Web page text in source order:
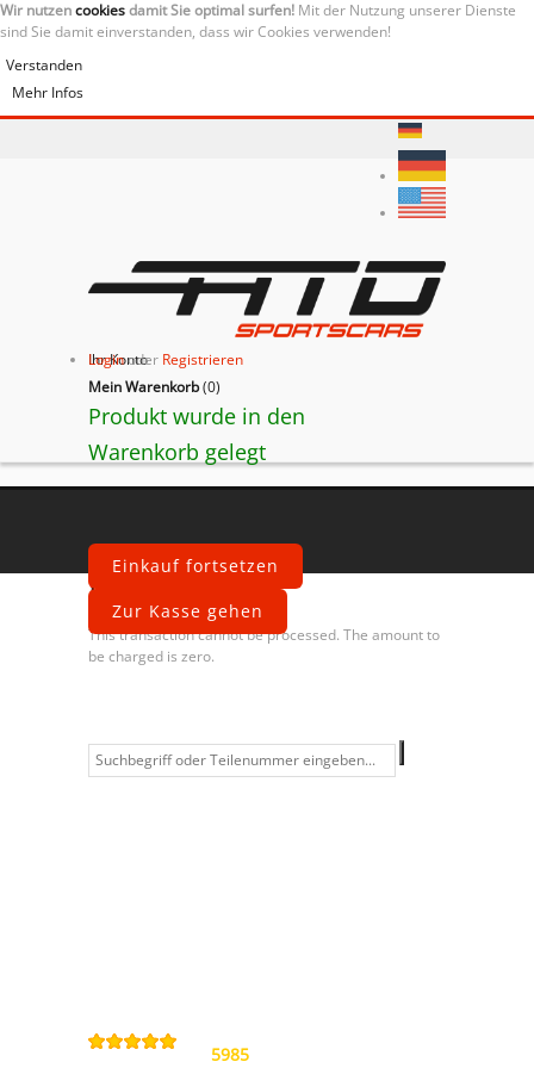
Wir nutzencookiesdamit Sie optimal surfen! Mit der Nutzung unserer Dienste
sind Sie damit einverstanden, dass wir Cookies verwenden!
Verstanden
Mehr Infos
Ihr Konto
Loginoder Registrieren
Mein Warenkorb(0)
Produkt wurde in den
Warenkorb gelegt
Einkauf fortsetzen
Zur Kasse gehen
Fehler
This transaction cannot be processed. The amount to
be charged is zero.
Kontakt
Allgemeine
/5
5985